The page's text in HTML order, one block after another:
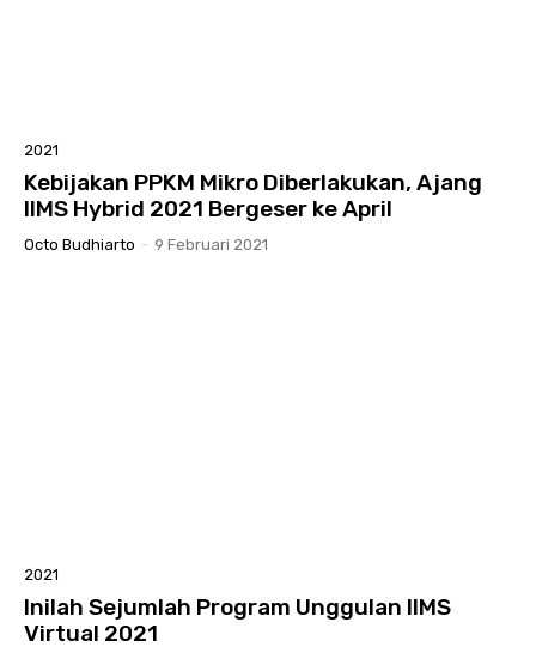
2021
Kebijakan PPKM Mikro Diberlakukan, Ajang
IIMS Hybrid 2021 Bergeser ke April
Octo Budhiarto - 9 Februari 2021
2021
Inilah Sejumlah Program Unggulan IIMS
Virtual 2021